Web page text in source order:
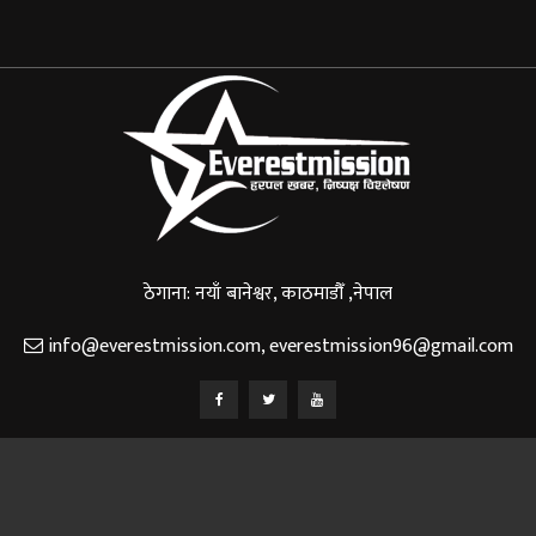
ठेगाना: नयाँ बानेश्वर, काठमाडौँ ,नेपाल
info@everestmission.com,everestmission96@gmail.com